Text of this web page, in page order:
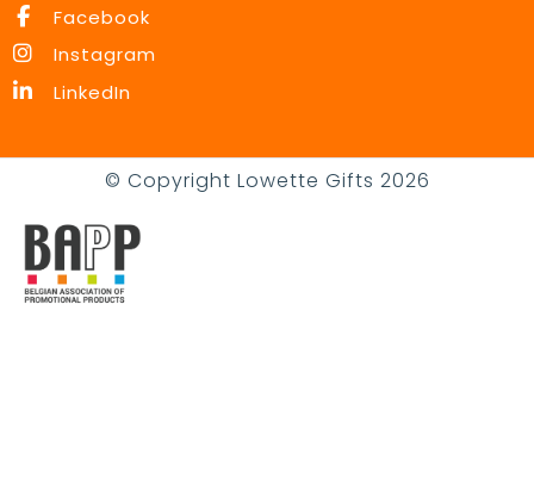
Facebook
Instagram
LinkedIn
© Copyright Lowette Gifts 2026